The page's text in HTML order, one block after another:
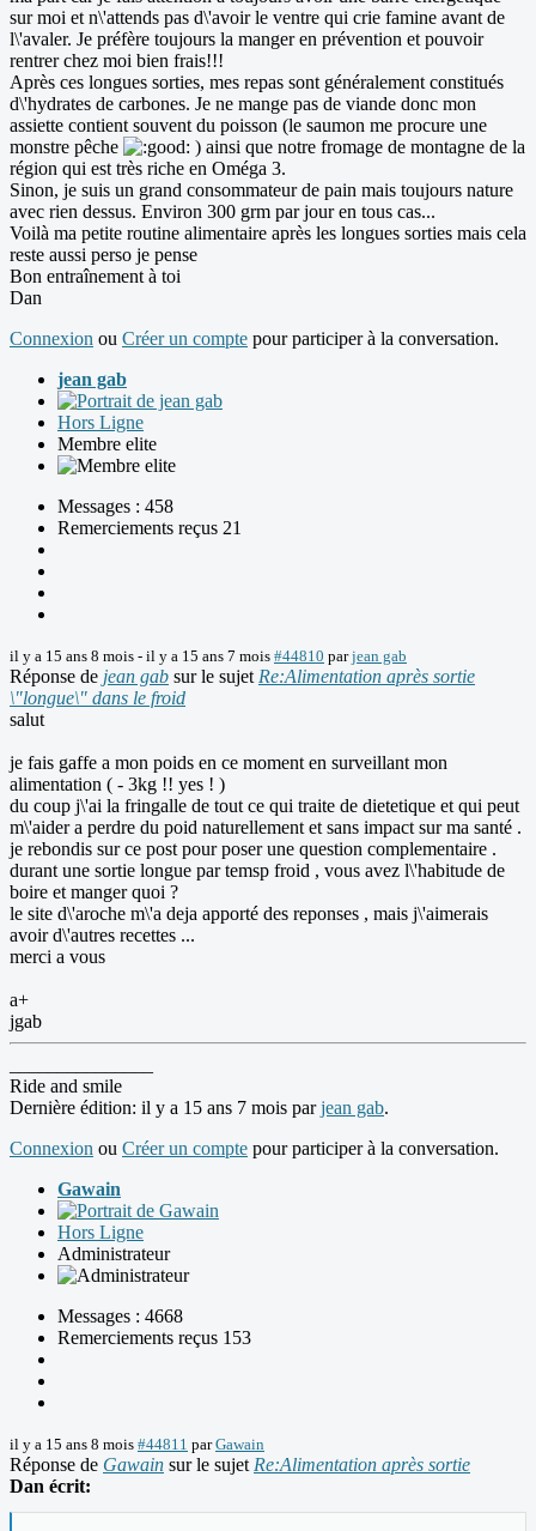
sur moi et n\'attends pas d\'avoir le ventre qui crie famine avant de
l\'avaler. Je préfère toujours la manger en prévention et pouvoir
rentrer chez moi bien frais!!!
Après ces longues sorties, mes repas sont généralement constitués
d\'hydrates de carbones. Je ne mange pas de viande donc mon
assiette contient souvent du poisson (le saumon me procure une
monstre pêche
) ainsi que notre fromage de montagne de la
région qui est très riche en Oméga 3.
Sinon, je suis un grand consommateur de pain mais toujours nature
avec rien dessus. Environ 300 grm par jour en tous cas...
Voilà ma petite routine alimentaire après les longues sorties mais cela
reste aussi perso je pense
Bon entraînement à toi
Dan
Connexion ou Créer un compte pour participer à la conversation.
jean gab
Hors Ligne
Membre elite
Messages : 458
Remerciements reçus 21
il y a 15 ans 8 mois - il y a 15 ans 7 mois #44810 parjean gab
Réponse de jean gab sur le sujet Re:Alimentation après sortie
\"longue\" dans le froid
salut
je fais gaffe a mon poids en ce moment en surveillant mon
alimentation ( - 3kg !! yes ! )
du coup j\'ai la fringalle de tout ce qui traite de dietetique et qui peut
m\'aider a perdre du poid naturellement et sans impact sur ma santé .
je rebondis sur ce post pour poser une question complementaire .
durant une sortie longue par temsp froid , vous avez l\'habitude de
boire et manger quoi ?
le site d\'aroche m\'a deja apporté des reponses , mais j\'aimerais
avoir d\'autres recettes ...
merci a vous
a+
jgab
Ride and smile
Dernière édition: il y a 15 ans 7 mois parjean gab.
Connexion ou Créer un compte pour participer à la conversation.
Gawain
Hors Ligne
Administrateur
Messages : 4668
Remerciements reçus 153
il y a 15 ans 8 mois #44811 parGawain
Réponse de Gawain sur le sujet Re:Alimentation après sortie
Dan écrit: